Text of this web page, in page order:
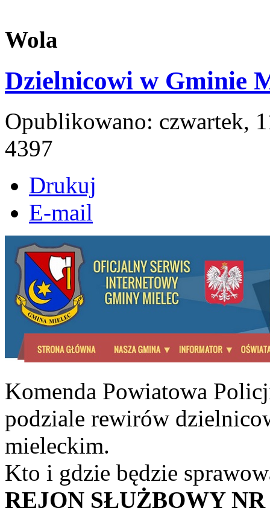
Wola
Dzielnicowi w Gminie
Opublikowano: czwartek,
4397
Drukuj
E-mail
Komenda Powiatowa
podziale rewirów
mieleckim.
Kto i gdzie będzie
REJON SŁUŻBOWY NR